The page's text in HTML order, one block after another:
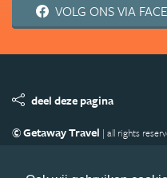
VOLG ONS VIA
deel deze pagina
© Getaway Travel | all rights
Copyright
Privacy statement